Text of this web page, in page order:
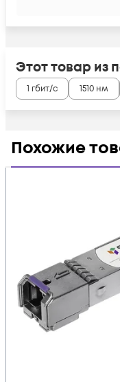
Этот товар из
1 гбит/с 1510 нм
Похожие